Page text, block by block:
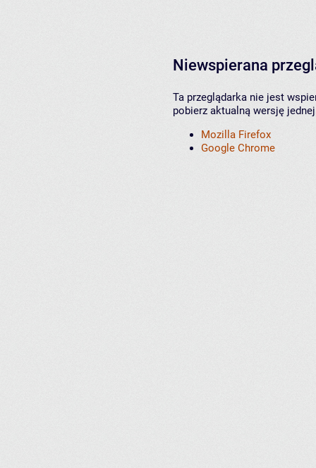
Niewspierana
Ta przeglądarka nie jest
pobierz aktualną wersję
Mozilla Firefox
Google Chrome